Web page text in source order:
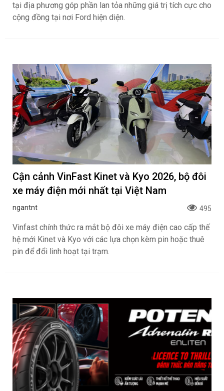
tại địa phương góp phần lan tỏa những giá trị tích cực cho
cộng đồng tại nơi Ford hiện diện.
Cận cảnh VinFast Kinet và Kyo 2026, bộ đôi
xe máy điện mới nhất tại Việt Nam
ngantnt 495
Vinfast chính thức ra mắt bộ đôi xe máy điện cao cấp thế
hệ mới Kinet và Kyo với các lựa chọn kèm pin hoặc thuê
pin để đổi linh hoạt tại trạm.